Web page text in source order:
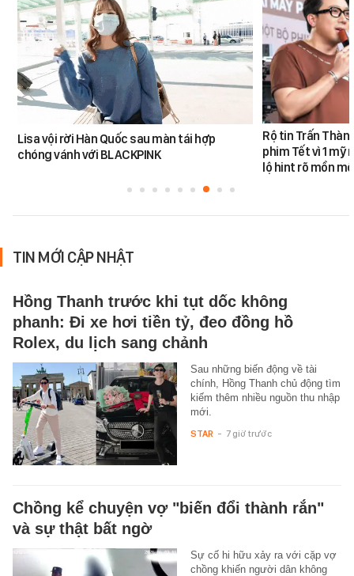
Lisa vội rời Hàn Quốc sau màn tái hợp
chóng vánh với BLACKPINK
Rộ tin Trấn
phim Tết vì 1 mỹ
lộ hint rõ mồn
TIN MỚI CẬP NHẬT
Hồng Thanh trước khi tụt dốc không
phanh: Đi xe hơi tiền tỷ, đeo đồng hồ
Rolex, du lịch sang chảnh
Sau những biến động về tài
chính, Hồng Thanh chủ động tìm
kiếm thêm nhiều nguồn thu nhập
mới.
STAR - 7 giờ trước
Chồng kể chuyện vợ "biến đổi thành rắn"
và sự thật bất ngờ
Sự cố hi hữu xảy ra với cặp vợ
chồng khiến người dân không